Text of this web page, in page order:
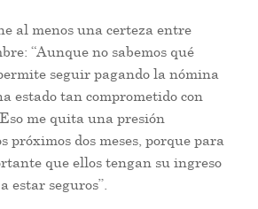
al menos una certeza entre
“Aunque no sabemos qué
seguir pagando la nómina
estado tan comprometido con
me quita una presión
próximos dos meses, porque para
que ellos tengan su ingreso
estar seguros”.